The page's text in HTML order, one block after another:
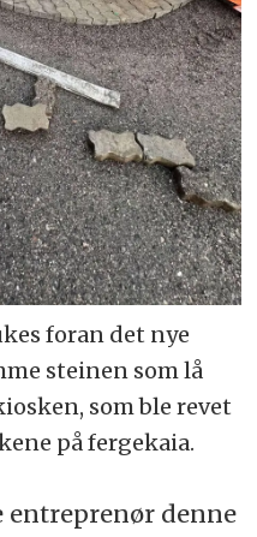
foran det nye
steinen som lå
som ble revet
på fergekaia.
denne